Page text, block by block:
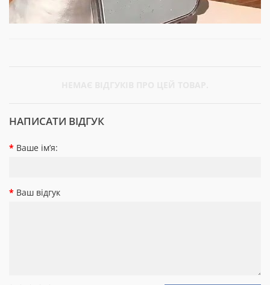
НАПИСАТИ ВІДГУК
Ваше ім’я:
Ваш відгук